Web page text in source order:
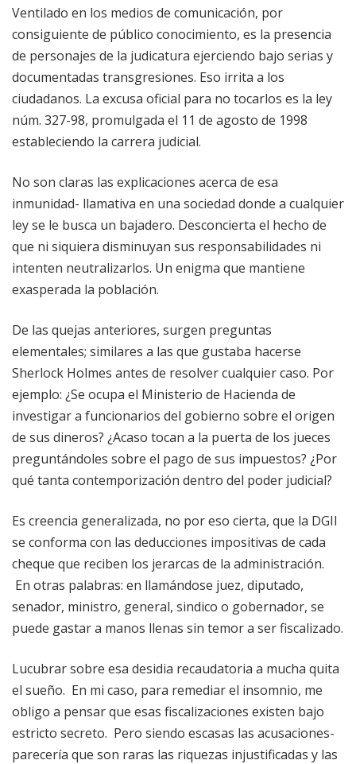
Ventilado en los medios de comunicación, por
consiguiente de público conocimiento, es la presencia
de personajes de la judicatura ejerciendo bajo serias y
documentadas transgresiones. Eso irrita a los
ciudadanos. La excusa oficial para no tocarlos es la ley
núm. 327-98, promulgada el 11 de agosto de 1998
estableciendo la carrera judicial.
No son claras las explicaciones acerca de esa
inmunidad- llamativa en una sociedad donde a cualquier
ley se le busca un bajadero. Desconcierta el hecho de
que ni siquiera disminuyan sus responsabilidades ni
intenten neutralizarlos. Un enigma que mantiene
exasperada la población.
De las quejas anteriores, surgen preguntas
elementales; similares a las que gustaba hacerse
Sherlock Holmes antes de resolver cualquier caso. Por
ejemplo: ¿Se ocupa el Ministerio de Hacienda de
investigar a funcionarios del gobierno sobre el origen
de sus dineros? ¿Acaso tocan a la puerta de los jueces
preguntándoles sobre el pago de sus impuestos? ¿Por
qué tanta contemporización dentro del poder judicial?
Es creencia generalizada, no por eso cierta, que la DGII
se conforma con las deducciones impositivas de cada
cheque que reciben los jerarcas de la administración.
En otras palabras: en llamándose juez, diputado,
senador, ministro, general, sindico o gobernador, se
puede gastar a manos llenas sin temor a ser fiscalizado.
Lucubrar sobre esa desidia recaudatoria a mucha quita
el sueño. En mi caso, para remediar el insomnio, me
obligo a pensar que esas fiscalizaciones existen bajo
estricto secreto. Pero siendo escasas las acusaciones-
parecería que son raras las riquezas injustificadas y las